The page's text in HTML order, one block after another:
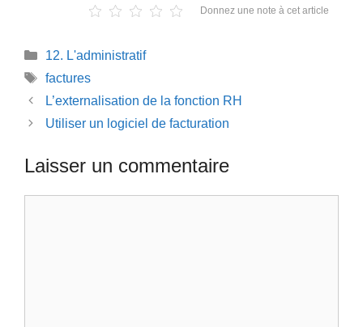
Donnez une note à cet article
Catégories
12. L'administratif
Étiquettes
factures
L’externalisation de la fonction RH
Utiliser un logiciel de facturation
Laisser un commentaire